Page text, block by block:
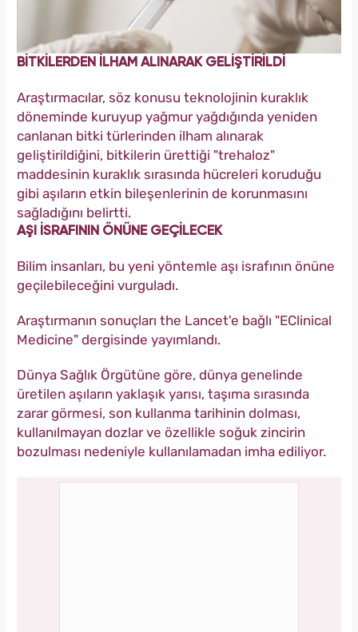
BİTKİLERDEN İLHAM ALINARAK GELİŞTİRİLDİ
Araştırmacılar, söz konusu teknolojinin kuraklık
döneminde kuruyup yağmur yağdığında yeniden
canlanan bitki türlerinden ilham alınarak
geliştirildiğini, bitkilerin ürettiği "trehaloz"
maddesinin kuraklık sırasında hücreleri koruduğu
gibi aşıların etkin bileşenlerinin de korunmasını
sağladığını belirtti.
AŞI İSRAFININ ÖNÜNE GEÇİLECEK
Bilim insanları, bu yeni yöntemle aşı israfının önüne
geçilebileceğini vurguladı.
Araştırmanın sonuçları the Lancet'e bağlı "EClinical
Medicine" dergisinde yayımlandı.
Dünya Sağlık Örgütüne göre, dünya genelinde
üretilen aşıların yaklaşık yarısı, taşıma sırasında
zarar görmesi, son kullanma tarihinin dolması,
kullanılmayan dozlar ve özellikle soğuk zincirin
bozulması nedeniyle kullanılamadan imha ediliyor.